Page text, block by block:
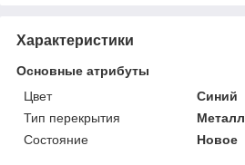
Характеристики
Основные атрибуты
Цвет
Синий
Тип перекрытия
Металл
Состояние
Новое